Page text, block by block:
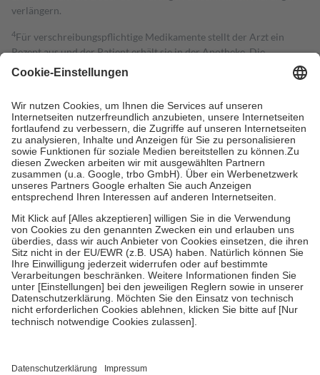
verlängern.
4Für verschreibungspflichtige Medikamente stellt der Arzt ein
Rezept aus und der Patient erhält sie in der Apotheke. Die
gesetzliche Krankenversicherung übernimmt in der Regel die
Kosten dafür, der Versicherte trägt einen Teil davon als Zuzahlung
Grundsätzlich leisten Mitglieder Zuzahlungen in Höhe von zehn
Prozent des Abgabepreises,mindestens jedochfünf Euround
höchstens zehn Euro.Es sind jedoch nie mehr als die tatsächlichen
Kosten der Leistung zu entrichten.
Diese Regeln gelten grundsätzlich auch für Online-Apotheken.
Bei Heilmitteln und häuslicher Krankenpflege beträgt die
Zuzahlung zehn Prozent der Kosten sowie zehn Euro je
Verordnung.
Um das Engagement der Versicherten für ihre eigene Gesundheit zu
stärken und die besondere Stellung der Familie zu unterstützen,
fallenkeine Zuzahlungenan bei:
• Kindern und Jugendlichen bis zum vollendeten 18. Lebensjahr
mit Ausnahme der Fahrkosten
• Untersuchungen zur Vorsorge und Früherkennung, die von der
GKV getragen werden